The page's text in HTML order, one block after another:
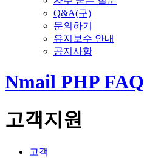
Q&A(구)
문의하기
유지보수 안내
공지사항
Nmail PHP FAQ
고객지원
고객